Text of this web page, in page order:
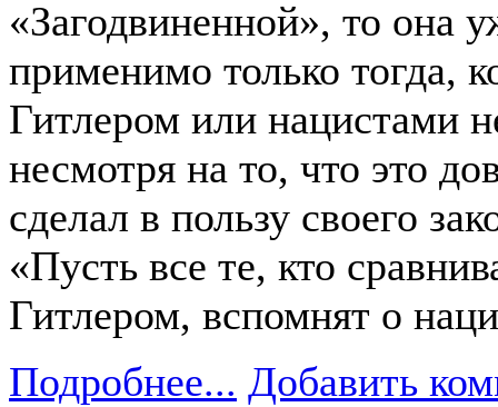
«Загодвиненной», то она
применимо только тогда,
Гитлером или нацистами
несмотря на то, что это
сделал в пользу своего
«Пусть все те, кто
Гитлером, вспомнят о
Подробнее... Добавить